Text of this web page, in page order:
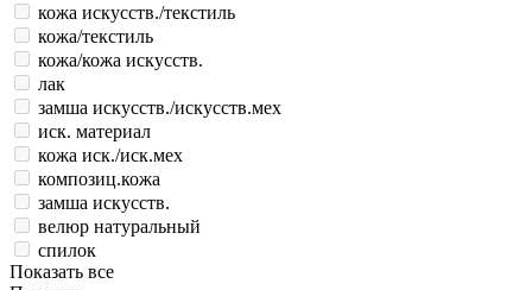
кожа искусств./текстиль
кожа/текстиль
кожа/кожа искусств.
лак
замша искусств./искусств.мех
иск. материал
кожа иск./иск.мех
композиц.кожа
замша искусств.
велюр натуральный
спилок
Показать все